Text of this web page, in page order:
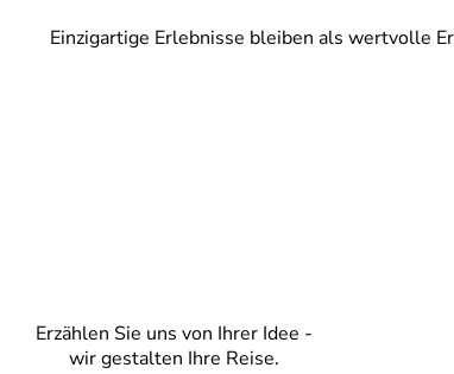
Erzählen Sie uns von Ihrer Idee -
wir gestalten Ihre Reise.
Einzigartige Erlebnisse bleiben als wertvolle